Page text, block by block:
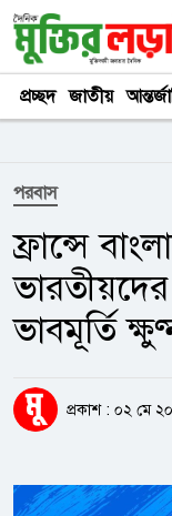
প্রচ্ছদ জাতীয়
পরবাস
ফ্রান্সে
ভাবমূর্তি
প্রকাশ : ০২ মে